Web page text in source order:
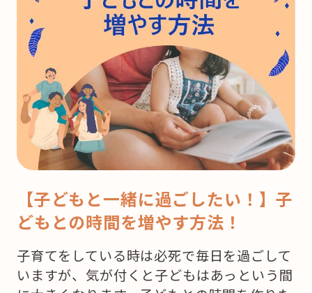
【子どもと一緒に過ごしたい！】子
どもとの時間を増やす方法！
子育てをしている時は必死で毎日を過ごして
いますが、気が付くと子どもはあっという間